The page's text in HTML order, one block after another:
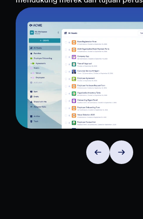
lebih cepat.
Jelajahi Wawasan